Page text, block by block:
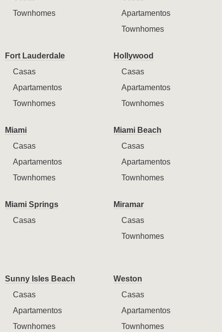
Townhomes
Apartamentos
Townhomes
Fort Lauderdale
Casas
Apartamentos
Townhomes
Hollywood
Casas
Apartamentos
Townhomes
Miami
Casas
Apartamentos
Townhomes
Miami Beach
Casas
Apartamentos
Townhomes
Miami Springs
Casas
Miramar
Casas
Townhomes
Sunny Isles Beach
Casas
Apartamentos
Townhomes
Weston
Casas
Apartamentos
Townhomes